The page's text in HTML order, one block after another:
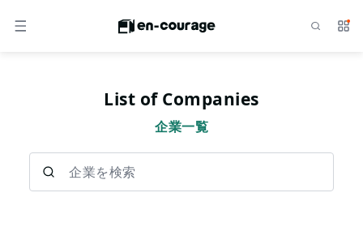
メニュー サ
List of Companies
企業一覧